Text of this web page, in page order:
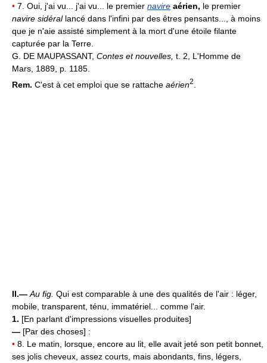
• 7. Oui, j'ai vu... j'ai vu... le premier navire aérien, le premier
navire sidérallancé dans l'infini par des êtres pensants..., à moins
que je n'aie assisté simplement à la mort d'une étoile filante
capturée par la Terre.
G. DE MAUPASSANT, Contes et nouvelles, t. 2, L'Homme de
Mars, 1889, p. 1185.
Rem. C'est à cet emploi que se rattache aérien2
II.— Au fig. Qui est comparable à une des qualités de l'air : léger,
mobile, transparent, ténu, immatériel... comme l'air.
1. [En parlant d'impressions visuelles produites]
— [Par des choses] :
• 8. Le matin, lorsque, encore au lit, elle avait jeté son petit bonnet,
ses jolis cheveux, assez courts, mais abondants, fins, légers,